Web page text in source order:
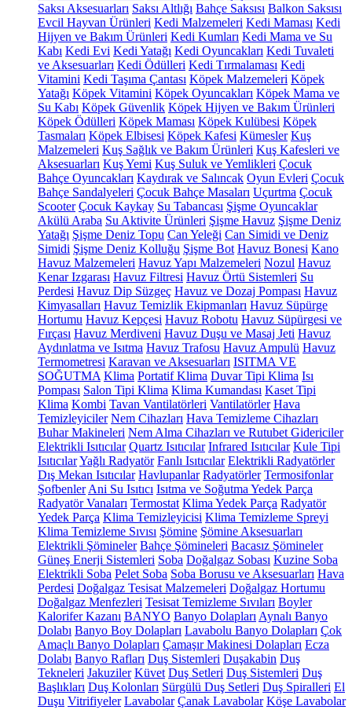
Saksı Aksesuarları Saksı Altlığı Bahçe Saksısı Balkon Saksısı
Evcil Hayvan Ürünleri Kedi Malzemeleri Kedi Maması Kedi
Hijyen ve Bakım Ürünleri Kedi Kumları Kedi Mama ve Su
Kabı Kedi Evi Kedi Yatağı Kedi Oyuncakları Kedi Tuvaleti
ve Aksesuarları Kedi Ödülleri Kedi Tırmalaması Kedi
Vitamini Kedi Taşıma Çantası Köpek Malzemeleri Köpek
Yatağı Köpek Vitamini Köpek Oyuncakları Köpek Mama ve
Su Kabı Köpek Güvenlik Köpek Hijyen ve Bakım Ürünleri
Köpek Ödülleri Köpek Maması Köpek Kulübesi Köpek
Tasmaları Köpek Elbisesi Köpek Kafesi Kümesler Kuş
Malzemeleri Kuş Sağlık ve Bakım Ürünleri Kuş Kafesleri ve
Aksesuarları Kuş Yemi Kuş Suluk ve Yemlikleri Çocuk
Bahçe Oyuncakları Kaydırak ve Salıncak Oyun Evleri Çocuk
Bahçe Sandalyeleri Çocuk Bahçe Masaları Uçurtma Çocuk
Scooter Çocuk Kaykay Su Tabancası Şişme Oyuncaklar
Akülü Araba Su Aktivite Ürünleri Şişme Havuz Şişme Deniz
Yatağı Şişme Deniz Topu Can Yeleği Can Simidi ve Deniz
Simidi Şişme Deniz Kolluğu Şişme Bot Havuz Bonesi Kano
Havuz Malzemeleri Havuz Yapı Malzemeleri Nozul Havuz
Kenar Izgarası Havuz Filtresi Havuz Örtü Sistemleri Su
Perdesi Havuz Dip Süzgeç Havuz ve Dozaj Pompası Havuz
Kimyasalları Havuz Temizlik Ekipmanları Havuz Süpürge
Hortumu Havuz Kepçesi Havuz Robotu Havuz Süpürgesi ve
Fırçası Havuz Merdiveni Havuz Duşu ve Masaj Jeti Havuz
Aydınlatma ve Isıtma Havuz Trafosu Havuz Ampulü Havuz
Termometresi Karavan ve Aksesuarları ISITMA VE
SOĞUTMA Klima Portatif Klima Duvar Tipi Klima Isı
Pompası Salon Tipi Klima Klima Kumandası Kaset Tipi
Klima Kombi Tavan Vantilatörleri Vantilatörler Hava
Temizleyiciler Nem Cihazları Hava Temizleme Cihazları
Buhar Makineleri Nem Alma Cihazları ve Rutubet Gidericiler
Elektrikli Isıtıcılar Quartz Isıtıcılar Infrared Isıtıcılar Kule Tipi
IsıtıcılarYağlı Radyatör Fanlı Isıtıcılar Elektrikli Radyatörler
Dış Mekan Isıtıcılar Havlupanlar Radyatörler Termosifonlar
Şofbenler Ani Su Isıtıcı Isıtma ve Soğutma Yedek Parça
Radyatör Vanaları Termostat Klima Yedek Parça Radyatör
Yedek Parça Klima Temizleyicisi Klima Temizleme Spreyi
Klima Temizleme Sıvısı Şömine Şömine Aksesuarları
Elektrikli Şömineler Bahçe Şömineleri Bacasız Şömineler
Güneş Enerji Sistemleri Soba Doğalgaz Sobası Kuzine Soba
Elektrikli Soba Pelet Soba Soba Borusu ve Aksesuarları Hava
Perdesi Doğalgaz Tesisat Malzemeleri Doğalgaz Hortumu
Doğalgaz Menfezleri Tesisat Temizleme Sıvıları Boyler
Kalorifer Kazanı BANYO Banyo Dolapları Aynalı Banyo
Dolabı Banyo Boy Dolapları Lavabolu Banyo Dolapları Çok
Amaçlı Banyo Dolapları Çamaşır Makinesi Dolapları Ecza
Dolabı Banyo Rafları Duş Sistemleri Duşakabin Duş
Tekneleri Jakuziler Küvet Duş Setleri Duş Sistemleri Duş
Başlıkları Duş Kolonları Sürgülü Duş Setleri Duş Spiralleri El
Duşu Vitrifiyeler Lavabolar Çanak Lavabolar Köşe Lavabolar